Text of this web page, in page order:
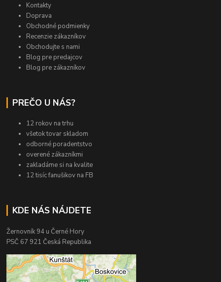
Kontakty
Doprava
Obchodné podmienky
Recenzie zákazníkov
Obchodujte s nami
Blog pre predajcov
Blog pre zákazníkov
PREČO U NÁS?
12 rokov na trhu
všetok tovar skladom
odborné poradentstvo
overené zákazníkmi
zakladáme si na kvalite
12 tisíc fanušikov na FB
KDE NÁS NÁJDETE
Žernovník 94 u Černé Hory
PSČ 67 921 Česká Republika